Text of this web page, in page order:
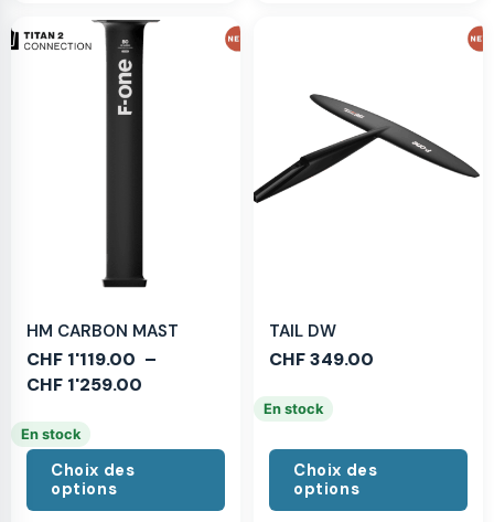
HM CARBON MAST
CHF 1'119.00 –
CHF 1'259.00
En stock
Choix des
options
TAIL DW
CHF349.00
En stock
Choix des
options